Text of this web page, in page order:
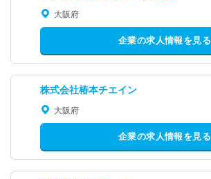
大阪府
企業の求人情報を見る
株式会社椿本チエイン
大阪府
企業の求人情報を見る